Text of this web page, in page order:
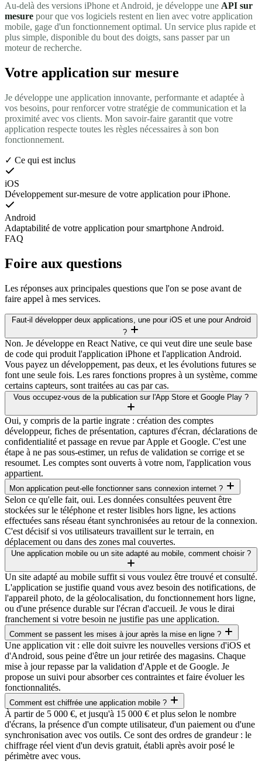
Au-delà des versions iPhone et Android, je développe une API sur
mesure pour que vos logiciels restent en lien avec votre application
mobile, gage d'un fonctionnement optimal. Un service plus rapide et
plus simple, disponible du bout des doigts, sans passer par un
moteur de recherche.
Votre application sur mesure
Je développe une application innovante, performante et adaptée à
vos besoins, pour renforcer votre stratégie de communication et la
proximité avec vos clients. Mon savoir-faire garantit que votre
application respecte toutes les règles nécessaires à son bon
fonctionnement.
✓ Ce qui est inclus
iOS
Développement sur-mesure de votre application pour iPhone.
Android
Adaptabilité de votre application pour smartphone Android.
FAQ
Foire aux questions
Les réponses aux principales questions que l'on se pose avant de
faire appel à mes services.
Faut-il développer deux applications, une pour iOS et une pour Android
?
Non. Je développe en React Native, ce qui veut dire une seule base
de code qui produit l'application iPhone et l'application Android.
Vous payez un développement, pas deux, et les évolutions futures se
font une seule fois. Les rares fonctions propres à un système, comme
certains capteurs, sont traitées au cas par cas.
Vous occupez-vous de la publication sur l'App Store et Google Play ?
Oui, y compris de la partie ingrate : création des comptes
développeur, fiches de présentation, captures d'écran, déclarations de
confidentialité et passage en revue par Apple et Google. C'est une
étape à ne pas sous-estimer, un refus de validation se corrige et se
resoumet. Les comptes sont ouverts à votre nom, l'application vous
appartient.
Mon application peut-elle fonctionner sans connexion internet ?
Selon ce qu'elle fait, oui. Les données consultées peuvent être
stockées sur le téléphone et rester lisibles hors ligne, les actions
effectuées sans réseau étant synchronisées au retour de la connexion.
C'est décisif si vos utilisateurs travaillent sur le terrain, en
déplacement ou dans des zones mal couvertes.
Une application mobile ou un site adapté au mobile, comment choisir ?
Un site adapté au mobile suffit si vous voulez être trouvé et consulté.
L'application se justifie quand vous avez besoin des notifications, de
l'appareil photo, de la géolocalisation, du fonctionnement hors ligne,
ou d'une présence durable sur l'écran d'accueil. Je vous le dirai
franchement si votre besoin ne justifie pas une application.
Comment se passent les mises à jour après la mise en ligne ?
Une application vit : elle doit suivre les nouvelles versions d'iOS et
d'Android, sous peine d'être un jour retirée des magasins. Chaque
mise à jour repasse par la validation d'Apple et de Google. Je
propose un suivi pour absorber ces contraintes et faire évoluer les
fonctionnalités.
Comment est chiffrée une application mobile ?
À partir de 5 000 €, et jusqu'à 15 000 € et plus selon le nombre
d'écrans, la présence d'un compte utilisateur, d'un paiement ou d'une
synchronisation avec vos outils. Ce sont des ordres de grandeur : le
chiffrage réel vient d'un devis gratuit, établi après avoir posé le
périmètre avec vous.